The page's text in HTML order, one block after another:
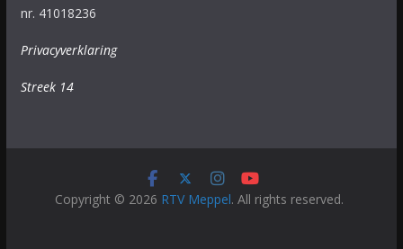
nr. 41018236
Privacyverklaring
Streek 14
Copyright © 2026 RTV Meppel. All rights reserved.